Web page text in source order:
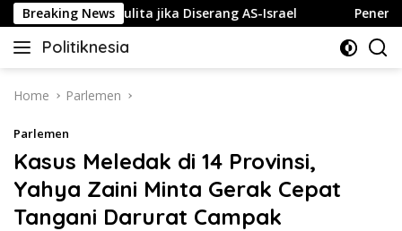
Skip
to
content
Breaking News
Gelap Gulita jika Diserang AS-Israel
Politiknesia
Politiknesia.com
Home Parlemen
Parlemen
Kasus Meledak di 14 Provinsi,
Yahya Zaini Minta Gerak Cepat
Tangani Darurat Campak